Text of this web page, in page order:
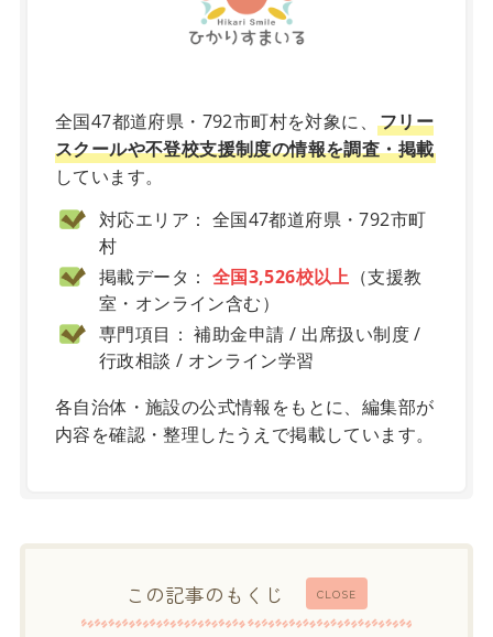
全国47都道府県・792市町村を対象に、 フリー
スクールや不登校支援制度の情報を調査・掲載
しています。
対応エリア： 全国47都道府県・792市町
村
掲載データ： 全国3,526校以上 （支援教
室・オンライン含む）
専門項目： 補助金申請 / 出席扱い制度 /
行政相談 / オンライン学習
各自治体・施設の公式情報をもとに、編集部が
内容を確認・整理したうえで掲載しています。
CLOSE
この記事のもくじ